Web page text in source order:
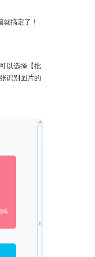
搞定了！
以选择【批
识别图片的